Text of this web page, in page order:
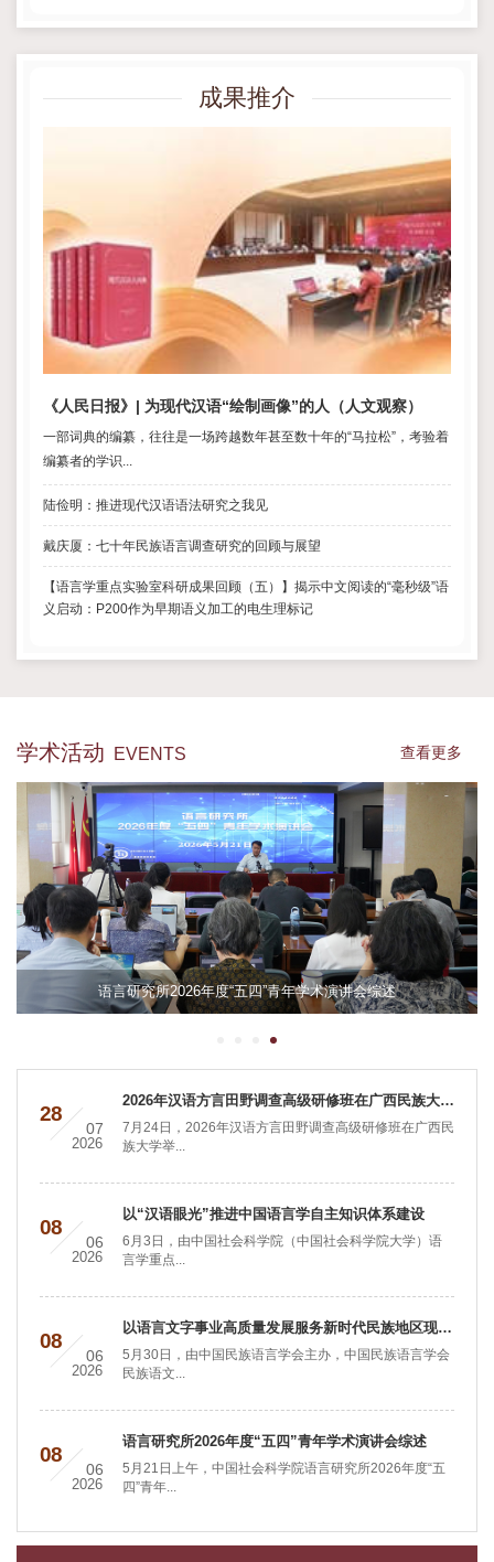
成果推介
《人民日报》| 为现代汉语“绘制画像”的人（人文观察）
一部词典的编纂，往往是一场跨越数年甚至数十年的“马拉松”，考验着
编纂者的学识...
陆俭明：推进现代汉语语法研究之我见
戴庆厦：七十年民族语言调查研究的回顾与展望
【语言学重点实验室科研成果回顾（五）】揭示中文阅读的“毫秒级”语
义启动：P200作为早期语义加工的电生理标记
学术活动 EVENTS 查看更多
语言研究所2026年度“五四”青年学术演讲会综述
28
07
2026
2026年汉语方言田野调查高级研修班在广西民族大学开班
7月24日，2026年汉语方言田野调查高级研修班在广西民
族大学举...
08
06
2026
以“汉语眼光”推进中国语言学自主知识体系建设
6月3日，由中国社会科学院（中国社会科学院大学）语
言学重点...
08
06
2026
以语言文字事业高质量发展服务新时代民族地区现代化
5月30日，由中国民族语言学会主办，中国民族语言学会
民族语文...
08
06
2026
语言研究所2026年度“五四”青年学术演讲会综述
5月21日上午，中国社会科学院语言研究所2026年度“五
四”青年...